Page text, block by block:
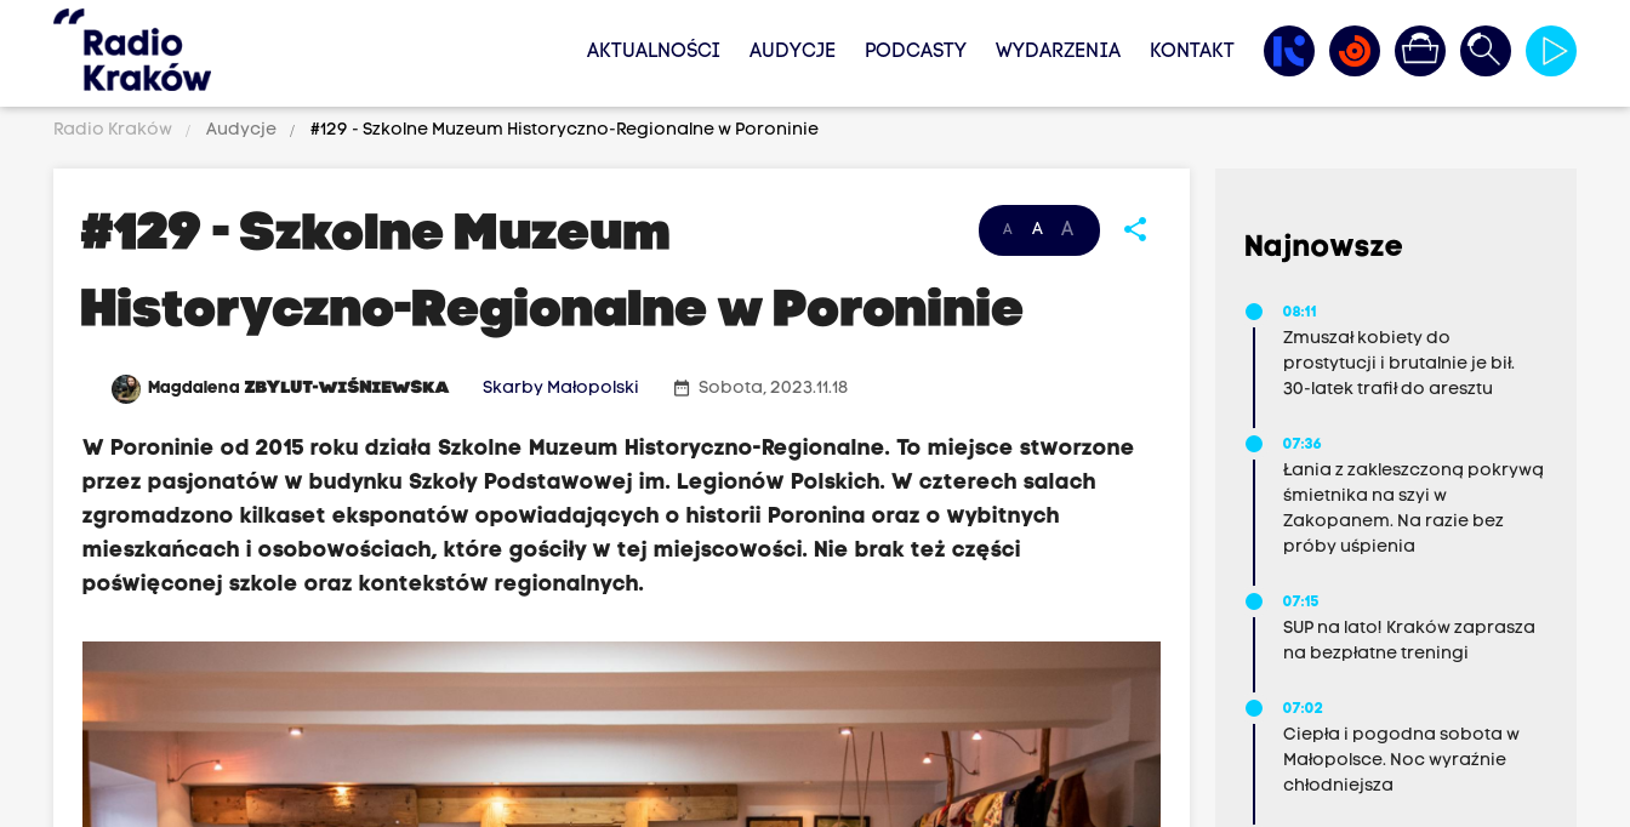
AKTUALNOŚCI AUDYCJE PODCASTY WYDARZENIA KONTAKT
Radio Kraków Audycje #129 - Szkolne Muzeum Historyczno-Regionalne w Poroninie
A A A share
#129 - Szkolne Muzeum
Historyczno-Regionalne w Poroninie
MagdalenaZBYLUT-WIŚNIEWSKA Skarby Małopolski date_range Sobota, 2023.11.18
W Poroninie od 2015 roku działa Szkolne Muzeum Historyczno-Regionalne. To miejsce stworzone
przez pasjonatów w budynku Szkoły Podstawowej im. Legionów Polskich. W czterech salach
zgromadzono kilkaset eksponatów opowiadających o historii Poronina oraz o wybitnych
mieszkańcach i osobowościach, które gościły w tej miejscowości. Nie brak też części
poświęconej szkole oraz kontekstów regionalnych.
Najnowsze
08:11
Zmuszał kobiety do
prostytucji i brutalnie je bił.
30-latek trafił do aresztu
07:36
Łania z zakleszczoną pokrywą
śmietnika na szyi w
Zakopanem. Na razie bez
próby uśpienia
07:15
SUP na lato! Kraków zaprasza
na bezpłatne treningi
07:02
Ciepła i pogodna sobota w
Małopolsce. Noc wyraźnie
chłodniejsza